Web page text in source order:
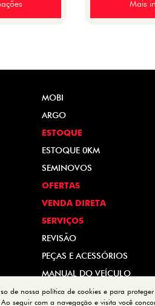
Mais
MOBI
ARGO
ESTOQUE
ESTOQUE 0KM
SEMINOVOS
OFERTAS
VENDA DIRETA
SERVIÇOS
REVISÃO
PEÇAS E ACESSÓRIOS
MANUAL DO VEÍCULO
de nossa política de cookies e para proteger
seguir com a navegação e visita você